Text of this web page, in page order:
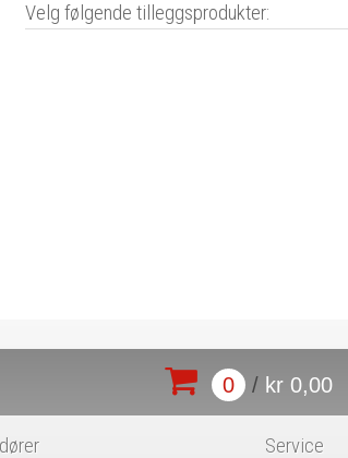
Velg følgende tilleggsprodukter:
0 / kr 0,00
Service